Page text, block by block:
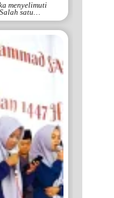
menyelimuti
satu…